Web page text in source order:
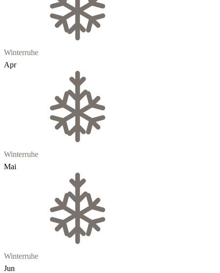
Winterruhe
Apr
Winterruhe
Mai
Winterruhe
Jun